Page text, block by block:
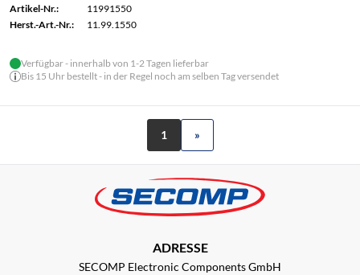
Artikel-Nr.:
11991550
Herst.-Art.-Nr.:
11.99.1550
Verfügbar - innerhalb von 1-2 Tagen lieferbar
Bis 15 Uhr bestellt - in der Regel noch am selben Tag versendet
1 »
ADRESSE
SECOMP Electronic Components GmbH